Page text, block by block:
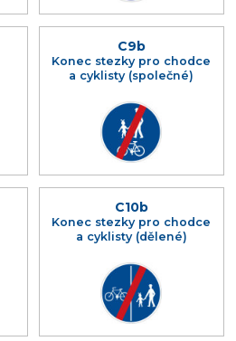
C9b
Konec stezky pro chodce
a cyklisty (společné)
C10b
Konec stezky pro chodce
a cyklisty (dělené)